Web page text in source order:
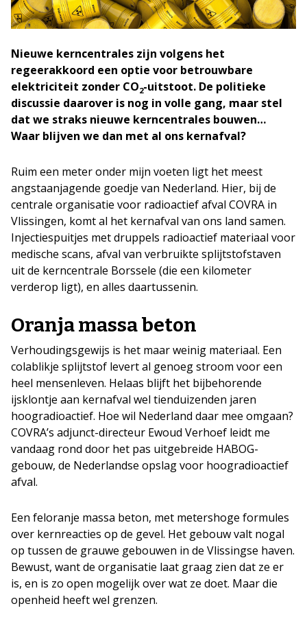
Nieuwe kerncentrales zijn volgens het
regeerakkoord een optie voor betrouwbare
elektriciteit zonder CO2-uitstoot. De politieke
discussie daarover is nog in volle gang, maar stel
dat we straks nieuwe kerncentrales bouwen…
Waar blijven we dan met al ons kernafval?
Ruim een meter onder mijn voeten ligt het meest
angstaanjagende goedje van Nederland. Hier, bij de
centrale organisatie voor radioactief afval COVRA in
Vlissingen, komt al het kernafval van ons land samen.
Injectiespuitjes met druppels radioactief materiaal voor
medische scans, afval van verbruikte splijtstofstaven
uit de kerncentrale Borssele (die een kilometer
verderop ligt), en alles daartussenin.
Oranja massa beton
Verhoudingsgewijs is het maar weinig materiaal. Een
colablikje splijtstof levert al genoeg stroom voor een
heel mensenleven. Helaas blijft het bijbehorende
ijsklontje aan kernafval wel tienduizenden jaren
hoogradioactief. Hoe wil Nederland daar mee omgaan?
COVRA’s adjunct-directeur Ewoud Verhoef leidt me
vandaag rond door het pas uitgebreide HABOG-
gebouw, de Nederlandse opslag voor hoogradioactief
afval.
Een feloranje massa beton, met metershoge formules
over kernreacties op de gevel. Het gebouw valt nogal
op tussen de grauwe gebouwen in de Vlissingse haven.
Bewust, want de organisatie laat graag zien dat ze er
is, en is zo open mogelijk over wat ze doet. Maar die
openheid heeft wel grenzen.